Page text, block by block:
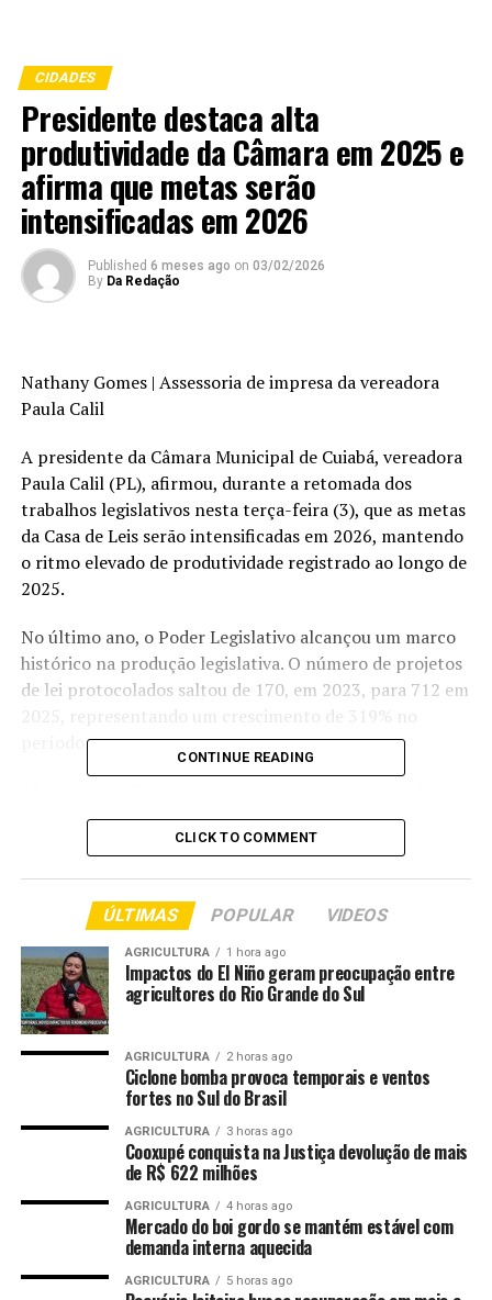
CIDADES
Presidente destaca alta
produtividade da Câmara em 2025 e
afirma que metas serão
intensificadas em 2026
Published 6 meses ago on 03/02/2026
By Da Redação
Nathany Gomes | Assessoria de impresa da vereadora
Paula Calil
A presidente da Câmara Municipal de Cuiabá, vereadora
Paula Calil (PL), afirmou, durante a retomada dos
trabalhos legislativos nesta terça-feira (3), que as metas
da Casa de Leis serão intensificadas em 2026, mantendo
o ritmo elevado de produtividade registrado ao longo de
2025.
No último ano, o Poder Legislativo alcançou um marco
histórico na produção legislativa. O número de projetos
de lei protocolados saltou de 170, em 2023, para 712 em
2025, representando um crescimento de 319% no
período.
mil indicações de melhorias estruturais junto à
Prefeitura de Cuiabá, com grande parte das demandas já
Durante a primeira sessão ordinária do ano, Paula Calil
destacou o papel estratégico da Câmara na mediação de
conflitos, no debate de temas de interesse da população
e na interlocução permanente com o Poder Executivo
municipal.
“As nossas expectativas para 2026 são as melhores
possíveis. Estamos aqui para ampliar ainda mais as
entregas. Esse é o nosso propósito: servir à população
cuiabana. O diálogo é fundamental para atender às
demandas dos bairros, ouvir a população e cobrar
respostas das secretarias, garantindo resultados
concretos para quem mais importa, que é a nossa
gente”, afirmou a presidente.
CONTINUE READING
CLICK TO COMMENT
ÚLTIMAS POPULAR VIDEOS
AGRICULTURA 1 hora ago
Impactos do El Niño geram preocupação entre
agricultores do Rio Grande do Sul
AGRICULTURA 2 horas ago
Ciclone bomba provoca temporais e ventos
fortes no Sul do Brasil
AGRICULTURA 3 horas ago
Cooxupé conquista na Justiça devolução de mais
de R$ 622 milhões
AGRICULTURA 4 horas ago
Mercado do boi gordo se mantém estável com
demanda interna aquecida
AGRICULTURA 5 horas ago